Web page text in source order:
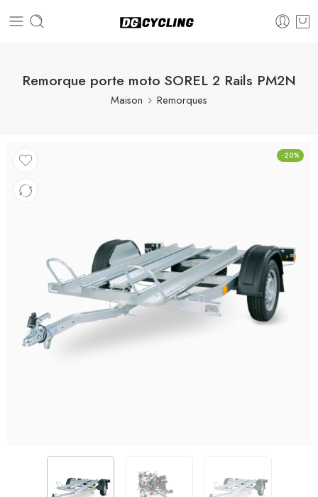
Remorque porte moto SOREL 2 Rails PM2N
Maison Remorques
-20%